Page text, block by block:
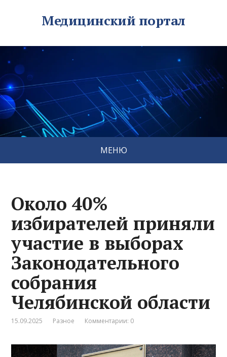
Медицинский портал
МЕНЮ
Около 40%
избирателей приняли
участие в выборах
Законодательного
собрания
Челябинской области
15.09.2025 Разное Комментарии: 0